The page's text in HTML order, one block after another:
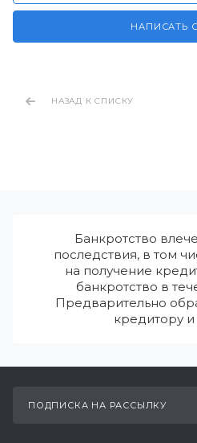
НАПИСАТЬ
НАЗАД К СПИСКУ
Банкротство
последствия, в том
на получение
банкротство в
Предварительно
кредитору
ПОДПИСКА НА РАССЫЛКУ